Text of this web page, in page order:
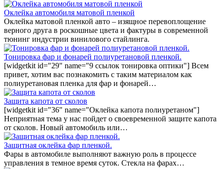
Оклейка автомобиля матовой пленкой
Оклейка матовой пленкой авто – изящное перевоплощение
верного друга в роскошные цвета и фактуры в современной
тюнинг индустрии винилового стайлинга.
Тонировка фар и фонарей полиуретановой пленкой.
[widgetkit id="29" name="9 ссылок тонировка оптики"] Всем
привет, хотим вас познакомить с таким материалом как
полиуретановая пленка для фар и фонарей…
Защита капота от сколов
[widgetkit id="36" name="Оклейка капота полиуретаном"]
Неприятная тема у нас пойдет о своевременной защите капота
от сколов. Новый автомобиль или…
Защитная оклейка фар пленкой.
Фары в автомобиле выполняют важную роль в процессе
управления в темное время суток. Стекла на фарах…